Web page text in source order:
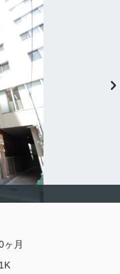
ヶ月
1K